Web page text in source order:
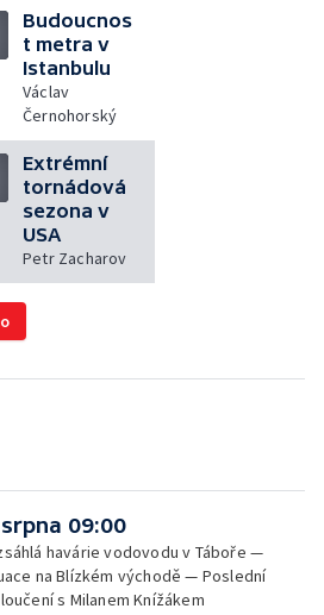
Budoucnos
t metra v
Istanbulu
Václav
Černohorský
Extrémní
tornádová
sezona v
USA
Petr Zacharov
09:00
havárie vodovodu v Táboře —
na Blízkém východě — Poslední
s Milanem Knížákem